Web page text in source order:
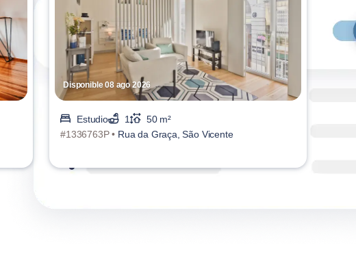
Disponible 08 ago 2026
Estudio 1
50 m²
#1336763P • Rua da Graça, São Vicente